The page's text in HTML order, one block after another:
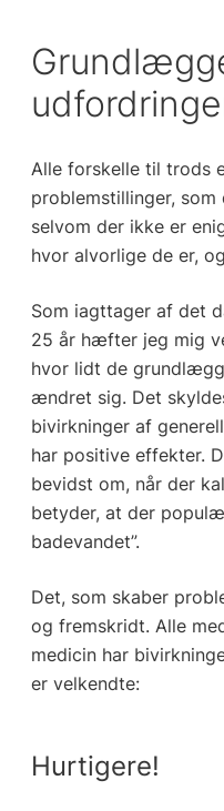
Alle forskelle til trods
problemstillinger, som
selvom der ikke er
hvor alvorlige de er,
Som iagttager af det
25 år hæfter jeg mig
hvor lidt de
ændret sig. Det
bivirkninger af
har positive effekter.
bevidst om, når der
betyder, at der
badevandet”.
Det, som skaber
og fremskridt. Alle
medicin har
er velkendte:
Hurtigere!